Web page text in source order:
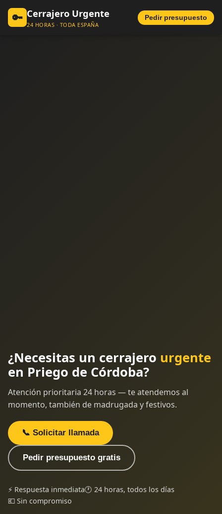
🔑 Cerrajero Urgente
24 HORAS · TODA ESPAÑA
Pedir presupuesto
¿Necesitas un cerrajero urgente
en Priego de Córdoba?
Atención prioritaria 24 horas — te atendemos al
momento, también de madrugada y festivos.
📞 Solicitar llamada
Pedir presupuesto gratis
⚡ Respuesta inmediata🕐 24 horas, todos los días
💶 Sin compromiso